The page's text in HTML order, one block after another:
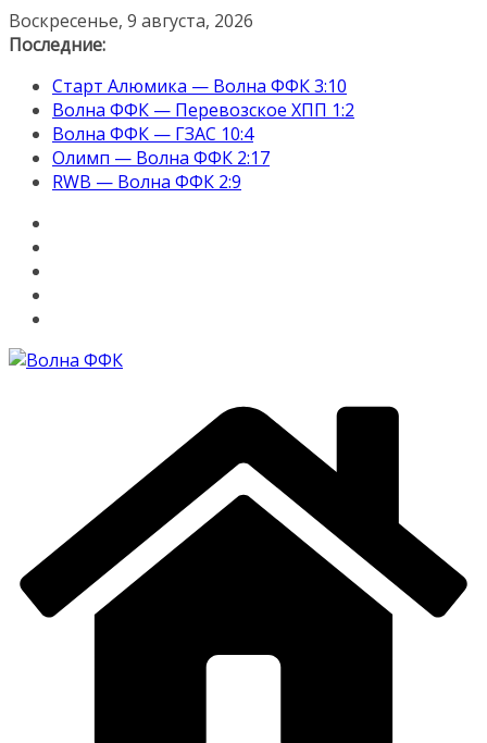
Перейти
к
Воскресенье, 9 августа, 2026
Последние:
Старт Алюмика — Волна ФФК 3:10
Волна ФФК — Перевозское ХПП 1:2
Волна ФФК — ГЗАС 10:4
Олимп — Волна ФФК 2:17
RWB — Волна ФФК 2:9